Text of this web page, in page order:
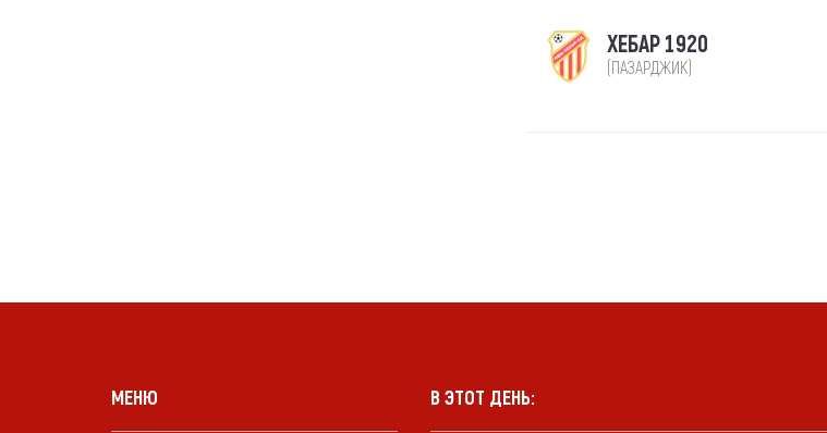
ХЕБАР 1920
(ПАЗАРДЖИК)
МЕНЮ В ЭТОТ ДЕНЬ: